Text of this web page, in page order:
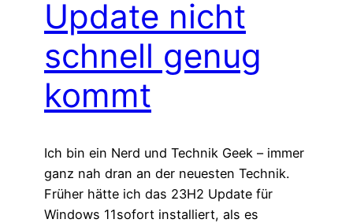
Update nicht
schnell genug
kommt
Ich bin ein Nerd und Technik Geek – immer
ganz nah dran an der neuesten Technik.
Früher hätte ich das 23H2 Update für
Windows 11sofort installiert, als es